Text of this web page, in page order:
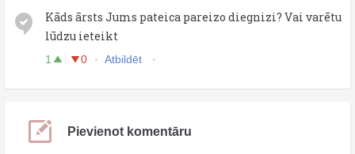
Kāds ārsts Jums pateica pareizo diegnizi? Vai varētu
lūdzu ieteikt
1 0 Atbildēt
Pievienot komentāru